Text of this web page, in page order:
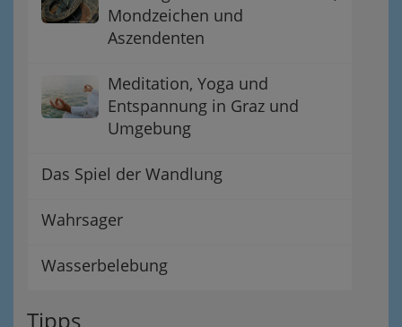
Mondzeichen und
Aszendenten
Meditation, Yoga und
Entspannung in Graz und
Umgebung
Das Spiel der Wandlung
Wahrsager
Wasserbelebung
Tipps